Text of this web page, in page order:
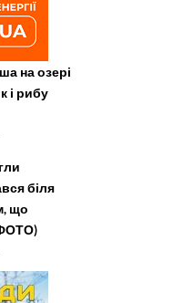
на озері
і рибу
біля
що